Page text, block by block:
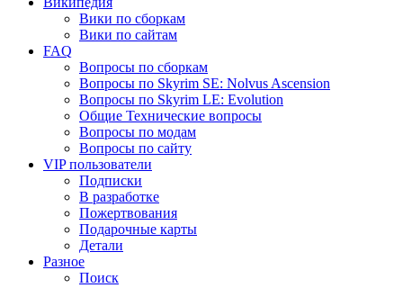
Вики по сборкам
Вики по сайтам
FAQ
Вопросы по сборкам
Вопросы по Skyrim SE: Nolvus Ascension
Вопросы по Skyrim LE: Evolution
Общие Технические вопросы
Вопросы по модам
Вопросы по сайту
VIP пользователи
Подписки
В разработке
Пожертвования
Подарочные карты
Детали
Разное
Поиск